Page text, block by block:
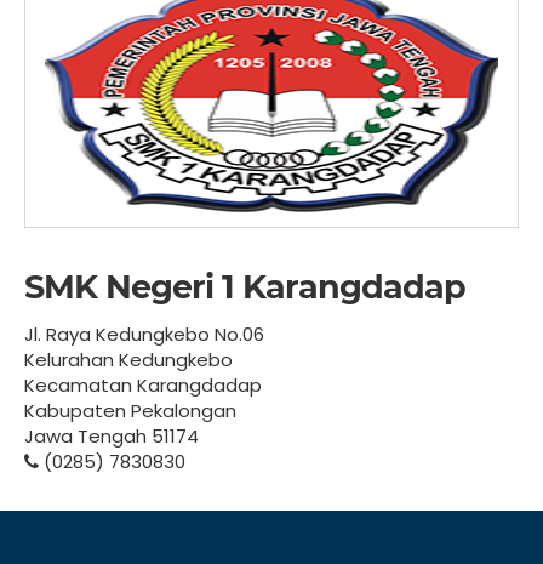
SMK Negeri 1 Karangdadap
Jl. Raya Kedungkebo No.06
Kelurahan Kedungkebo
Kecamatan Karangdadap
Kabupaten Pekalongan
Jawa Tengah 51174
(0285) 7830830